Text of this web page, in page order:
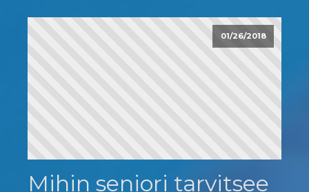
01/26/2018
Mihin seniori tarvitsee